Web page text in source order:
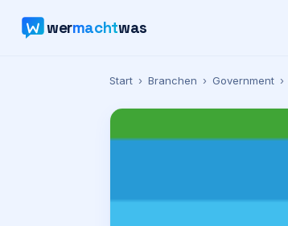
wermachtwas
Start › Branchen › Government ›